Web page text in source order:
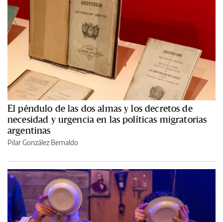
El péndulo de las dos almas y los decretos de
necesidad y urgencia en las políticas migratorias
argentinas
Pilar González Bernaldo